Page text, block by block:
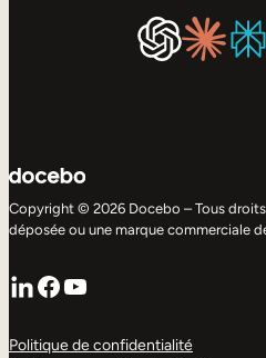
Copyright © 2026 Docebo – Tous
déposée ou une marque commerciale
LinkedIn
Facebook
YouTube
Politique de confidentialité